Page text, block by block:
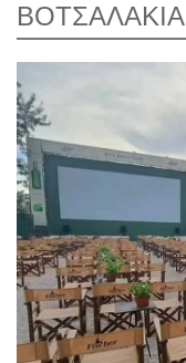
ΒΟΤΣΑΛΑΚΙΑ